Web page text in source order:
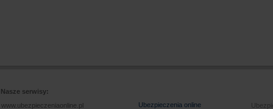
Nasze serwisy:
www.ubezpieczeniaonline.pl
Ubezpieczenia online